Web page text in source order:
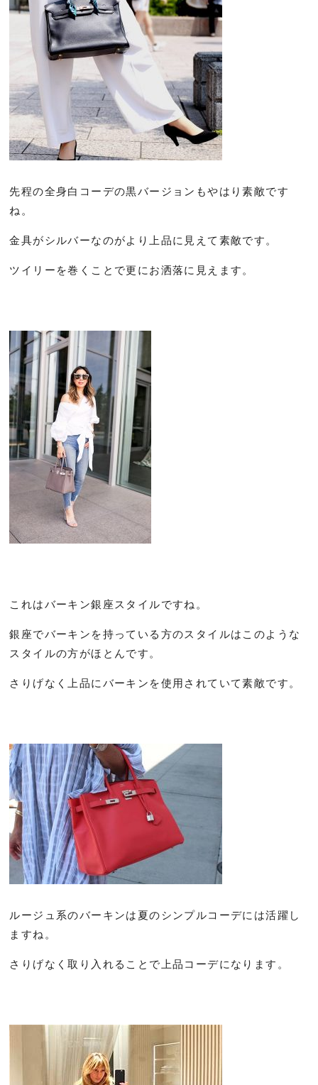
先程の全身白コーデの黒バージョンもやはり素敵です
ね。
金具がシルバーなのがより上品に見えて素敵です。
ツイリーを巻くことで更にお洒落に見えます。
これはバーキン銀座スタイルですね。
銀座でバーキンを持っている方のスタイルはこのような
スタイルの方がほとんです。
さりげなく上品にバーキンを使用されていて素敵です。
ルージュ系のバーキンは夏のシンプルコーデには活躍し
ますね。
さりげなく取り入れることで上品コーデになります。